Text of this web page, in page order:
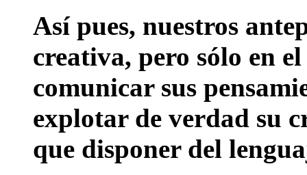
Así pues, nuestros
creativa, pero sólo en
comunicar sus
explotar de verdad su
que disponer del